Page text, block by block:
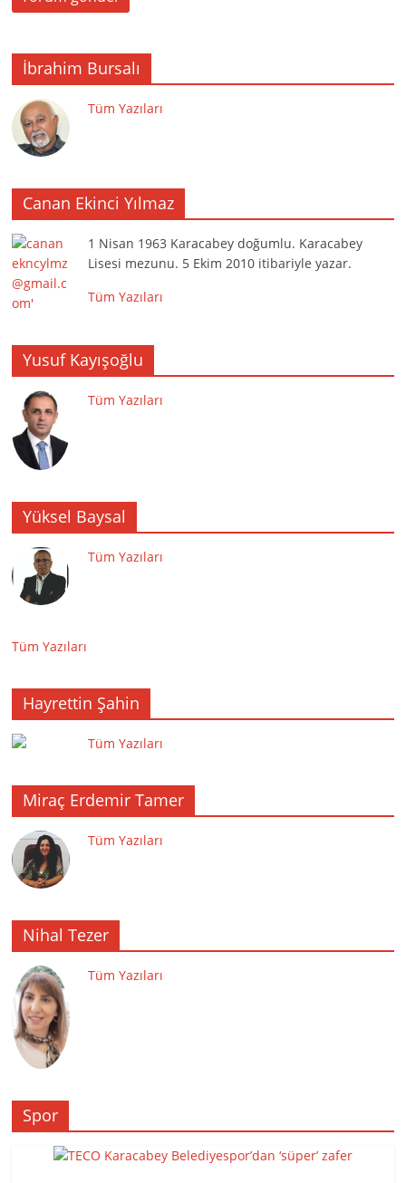
İbrahim Bursalı
Tüm Yazıları
Canan Ekinci Yılmaz
1 Nisan 1963 Karacabey doğumlu. Karacabey
Lisesi mezunu. 5 Ekim 2010 itibariyle yazar.
Tüm Yazıları
Yusuf Kayışoğlu
Tüm Yazıları
Yüksel Baysal
Tüm Yazıları
Tüm Yazıları
Hayrettin Şahin
Tüm Yazıları
Miraç Erdemir Tamer
Tüm Yazıları
Nihal Tezer
Tüm Yazıları
Spor